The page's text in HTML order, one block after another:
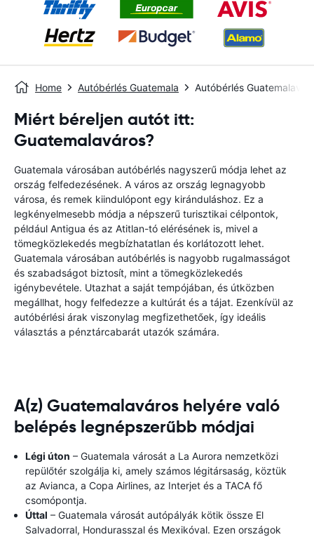
Home Autóbérlés Guatemala Autóbérlés
Miért béreljen autót itt:
Guatemalaváros?
Guatemala városában autóbérlés nagyszerű módja lehet az
ország felfedezésének. A város az ország legnagyobb
városa, és remek kiindulópont egy kiránduláshoz. Ez a
legkényelmesebb módja a népszerű turisztikai célpontok,
például Antigua és az Atitlan-tó elérésének is, mivel a
tömegközlekedés megbízhatatlan és korlátozott lehet.
Guatemala városában autóbérlés is nagyobb rugalmasságot
és szabadságot biztosít, mint a tömegközlekedés
igénybevétele. Utazhat a saját tempójában, és útközben
megállhat, hogy felfedezze a kultúrát és a tájat. Ezenkívül az
autóbérlési árak viszonylag megfizethetőek, így ideális
választás a pénztárcabarát utazók számára.
A(z) Guatemalaváros helyére való
belépés legnépszerűbb módjai
Légi úton – Guatemala városát a La Aurora nemzetközi
repülőtér szolgálja ki, amely számos légitársaság, köztük
az Avianca, a Copa Airlines, az Interjet és a TACA fő
csomópontja.
Úttal – Guatemala városát autópályák kötik össze El
Salvadorral, Hondurasszal és Mexikóval. Ezen országok